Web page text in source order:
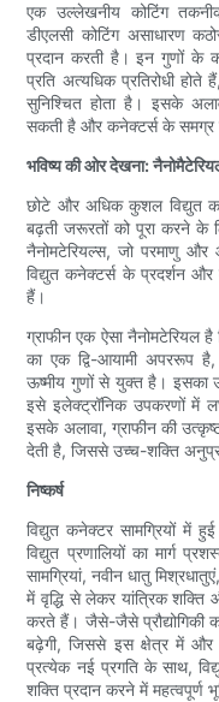
एक उल्लेखनीय कोटिंग
डीएलसी कोटिंग असाधारण
प्रदान करती है। इन गुणों के
प्रति अत्यधिक प्रतिरोधी
सुनिश्चित होता है। इसके
सकती है और कनेक्टर्स के समग्र
भविष्य की ओर देखना:
छोटे और अधिक कुशल विद्युत
बढ़ती जरूरतों को पूरा करने के
नैनोमटेरियल्स, जो परमाणु और
विद्युत कनेक्टर्स के प्रदर्शन और
हैं।
ग्राफीन एक ऐसा नैनोमटेरियल
का एक द्वि-आयामी अपररूप
ऊष्मीय गुणों से युक्त है। इसका
इसे इलेक्ट्रॉनिक उपकरणों में
इसके अलावा, ग्राफीन की
देती है, जिससे उच्च-शक्ति
निष्कर्ष
विद्युत कनेक्टर सामग्रियों में
विद्युत प्रणालियों का मार्ग
सामग्रियां, नवीन धातु
में वृद्धि से लेकर यांत्रिक शक्ति
करते हैं। जैसे-जैसे प्रौद्योगिकी
बढ़ेगी, जिससे इस क्षेत्र में और
प्रत्येक नई प्रगति के साथ,
शक्ति प्रदान करने में महत्वपूर्ण